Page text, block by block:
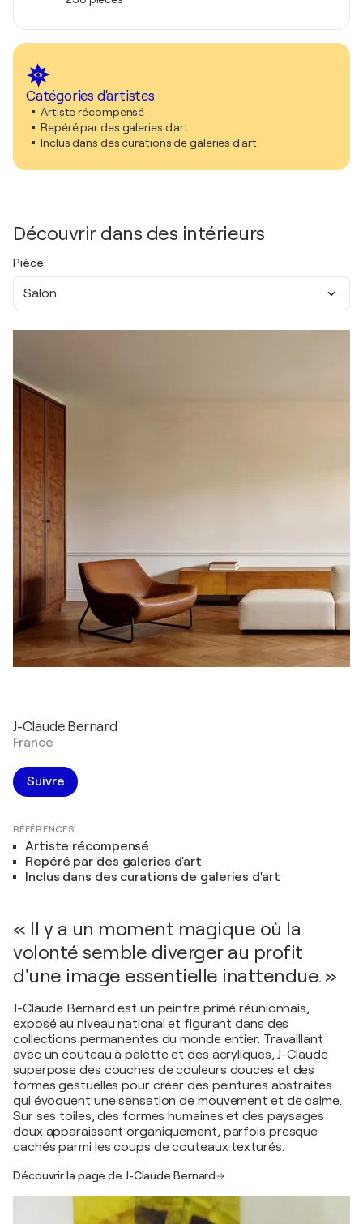
Catégories d'artistes
Artiste récompensé
Repéré par des galeries d'art
Inclus dans des curations de galeries d'art
Découvrir dans des intérieurs
Pièce
Salon
J-Claude Bernard
France
Suivre
RÉFÉRENCES
Artiste récompensé
Repéré par des galeries d'art
Inclus dans des curations de galeries d'art
« Il y a un moment magique où la
volonté semble diverger au profit
d'une image essentielle inattendue. »
J-Claude Bernard est un peintre primé réunionnais,
exposé au niveau national et figurant dans des
collections permanentes du monde entier. Travaillant
avec un couteau à palette et des acryliques, J-Claude
superpose des couches de couleurs douces et des
formes gestuelles pour créer des peintures abstraites
qui évoquent une sensation de mouvement et de calme.
Sur ses toiles, des formes humaines et des paysages
doux apparaissent organiquement, parfois presque
cachés parmi les coups de couteaux texturés.
Découvrir la page de J-Claude Bernard